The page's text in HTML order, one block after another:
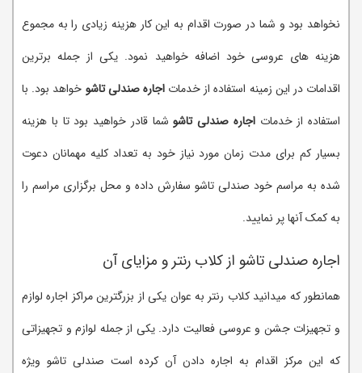
نخواهد بود و شما در صورت اقدام به این کار هزینه زیادی را به مجموع
هزینه های عروسی خود اضافه خواهید نمود. یکی از جمله برترین
اقدامات در این زمینه استفاده از خدماتاجاره صندلی تاشو خواهد بود. با
استفاده از خدماتاجاره صندلی تاشوشما قادر خواهید بود تا با هزینه
بسیار کم برای مدت زمان مورد نیاز خود به تعداد کلیه مهمانان دعوت
شده به مراسم خود صندلی تاشو سفارش داده و محل برگزاری مراسم را
به کمک آنها پر نمایید.
اجاره صندلی تاشو از کلاب رنتر و مزایای آن
همانطور که میدانید کلاب رنتر به عوان یکی از بزرگترین مراکز اجاره لوازم
و تجهیزات جشن و عروسی فعالیت دارد. یکی از جمله لوازم و تجهیزاتی
که این مرکز اقدام به اجاره دادن آن کرده است صندلی تاشو ویژه